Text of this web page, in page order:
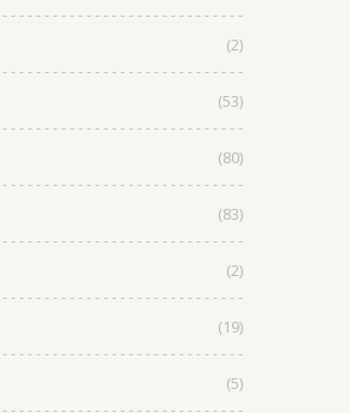
(2)
(53)
(80)
(83)
(2)
(19)
(5)